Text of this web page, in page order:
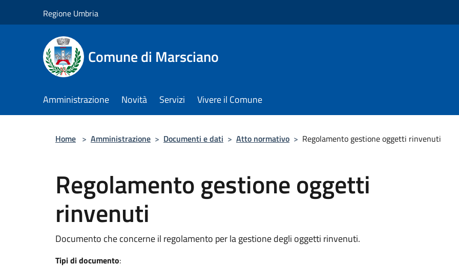
Regione Umbria
Comune di Marsciano
Amministrazione Novità Servizi Vivere il Comune
Home > Amministrazione > Documenti e dati > Atto normativo > Regolamento gestione oggetti rinvenuti
Regolamento gestione oggetti
rinvenuti
Documento che concerne il regolamento per la gestione degli oggetti rinvenuti.
Tipi di documento: